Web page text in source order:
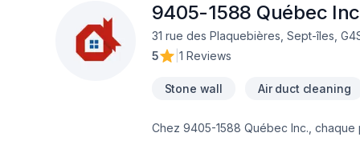
9405-1588 Québec
31 rue des Plaquebières, Sept-îles,
5
1 Reviews
Stone wall Air duct cleaning
Chez 9405-1588 Québec Inc.,